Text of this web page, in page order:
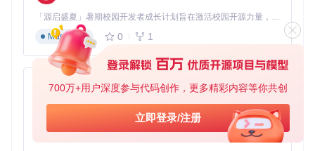
700万+用户深度参与代码创作，更多精彩内容等你共创
立即登录/注册
「源启盛夏」暑期校园开发者成长计划旨在激活校园开源力量，通过积分激励、认证扶持、资源倾斜等形式，引导高校组织和开发者完成「入驻 — 建项目 — 做贡献 — 获认证 — 得资源」的完整闭环。无论你是想带领社团入驻平台的组织者，还是希望用代码贡献证明自己的开发者，都能在这里找到属于你的成长路径。
Markdown
0 1
py-xiaozhi
基于Python的Xiaozhi AI，适用于想要完整Xiaozhi体验而无需拥有专用硬件的用户。
Python
0 1